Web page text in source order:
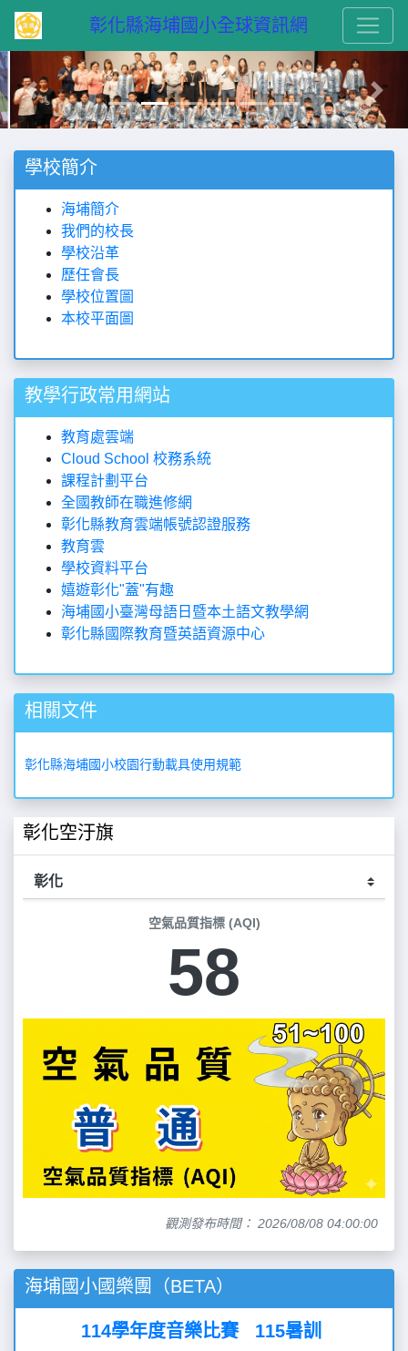
彰化縣海埔國小全球資訊網
Previous Next
學校簡介
海埔簡介
我們的校長
學校沿革
歷任會長
學校位置圖
本校平面圖
教學行政常用網站
教育處雲端
Cloud School 校務系統
課程計劃平台
全國教師在職進修網
彰化縣教育雲端帳號認證服務
教育雲
學校資料平台
嬉遊彰化"蓋"有趣
海埔國小臺灣母語日暨本土語文教學網
彰化縣國際教育暨英語資源中心
相關文件
彰化縣海埔國小校園行動載具使用規範
彰化空汙旗
空氣品質指標 (AQI)
58
觀測發布時間： 2026/08/08 04:00:00
海埔國小國樂團（BETA）
114學年度音樂比賽 115暑訓